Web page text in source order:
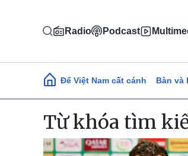
Radio Podcast
Main navigation
Để Việt Nam cất cánh Bàn và
Từ khóa tìm